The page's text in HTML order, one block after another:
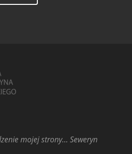
mojej strony… Seweryn